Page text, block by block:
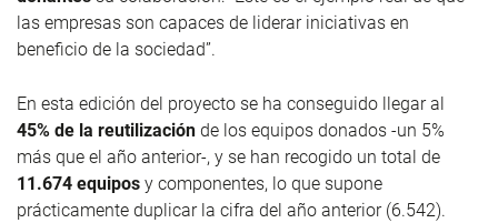
las empresas son capaces de liderar iniciativas en
beneficio de la sociedad”.
En esta edición del proyecto se ha conseguido llegar al
45% de la reutilización de los equipos donados -un 5%
más que el año anterior-, y se han recogido un total de
11.674 equipos y componentes, lo que supone
prácticamente duplicar la cifra del año anterior (6.542).